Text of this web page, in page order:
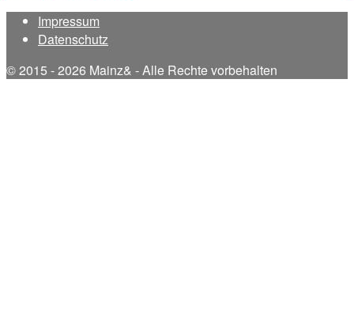
Impressum
Datenschutz
© 2015 - 2026 Mainz& - Alle Rechte vorbehalten